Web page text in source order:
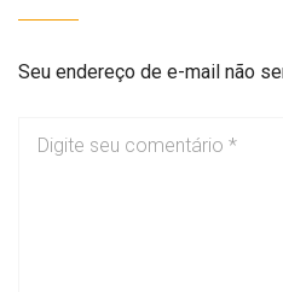
Seu endereço de e-mail não